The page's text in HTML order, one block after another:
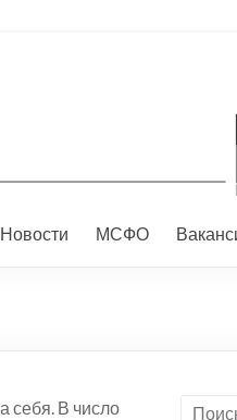
Новости МСФО
себя. В число